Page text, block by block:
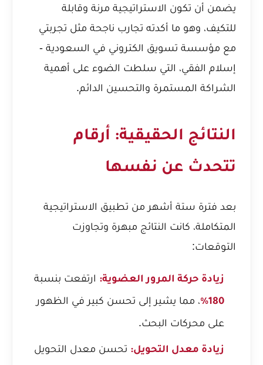
يضمن أن تكون الاستراتيجية مرنة وقابلة
للتكيف، وهو ما أكدته تجارب ناجحة مثل تجربتي
مع مؤسسة تسويق الكتروني في السعودية -
إسلام الفقي، التي سلطت الضوء على أهمية
الشراكة المستمرة والتحسين الدائم.
النتائج الحقيقية: أرقام
تتحدث عن نفسها
بعد فترة ستة أشهر من تطبيق الاستراتيجية
المتكاملة، كانت النتائج مبهرة وتجاوزت
التوقعات:
زيادة حركة المرور العضوية: ارتفعت بنسبة
180%
، مما يشير إلى تحسن كبير في الظهور
على محركات البحث.
زيادة معدل التحويل: تحسن معدل التحويل